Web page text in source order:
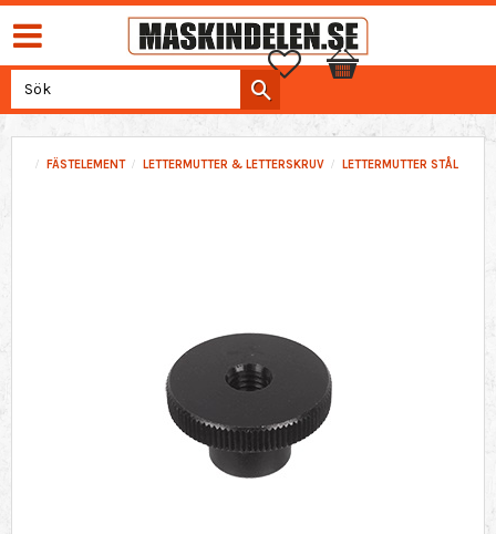
Favoriter
Kundvagn
FÄSTELEMENT LETTERMUTTER & LETTERSKRUV LETTERMUTTER STÅL